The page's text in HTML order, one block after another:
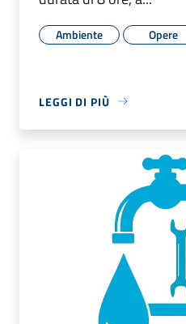
Ambiente Opere
LEGGI DI PIÙ